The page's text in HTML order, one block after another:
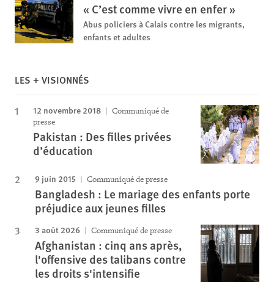
« C’est comme vivre en enfer »
Abus policiers à Calais contre les migrants,
enfants et adultes
LES + VISIONNÉS
12 novembre 2018
Communiqué de
presse
Pakistan : Des filles privées
d’éducation
9 juin 2015 Communiqué de presse
Bangladesh : Le mariage des enfants porte
préjudice aux jeunes filles
3 août 2026 Communiqué de presse
Afghanistan : cinq ans après,
l'offensive des talibans contre
les droits s'intensifie